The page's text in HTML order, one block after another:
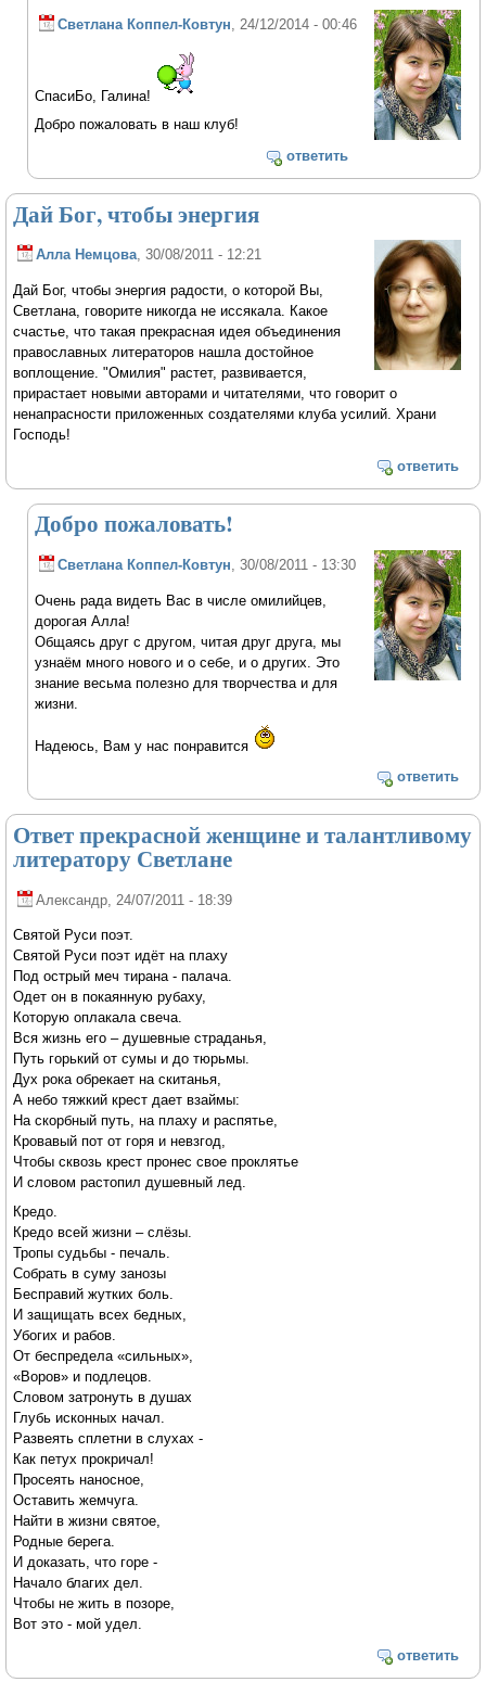
Светлана Коппел-Ковтун , 24/12/2014 - 00:46
СпасиБо, Галина!
Добро пожаловать в наш клуб!
ответить
Дай Бог, чтобы энергия
Алла Немцова, 30/08/2011 - 12:21
Дай Бог, чтобы энергия радости, о которой Вы,
Светлана, говорите никогда не иссякала. Какое
счастье, что такая прекрасная идея объединения
православных литераторов нашла достойное
воплощение. "Омилия" растет, развивается,
прирастает новыми авторами и читателями, что говорит о
ненапрасности приложенных создателями клуба усилий. Храни
Господь!
ответить
Добро пожаловать!
Светлана Коппел-Ковтун, 30/08/2011 - 13:30
Очень рада видеть Вас в числе омилийцев,
дорогая Алла!
Общаясь друг с другом, читая друг друга, мы
узнаём много нового и о себе, и о других. Это
знание весьма полезно для творчества и для
жизни.
Надеюсь, Вам у нас понравится
ответить
Ответ прекрасной женщине и талантливому
литератору Светлане
Александр , 24/07/2011 - 18:39
Святой Руси поэт.
Святой Руси поэт идёт на плаху
Под острый меч тирана - палача.
Одет он в покаянную рубаху,
Которую оплакала свеча.
Вся жизнь его – душевные страданья,
Путь горький от сумы и до тюрьмы.
Дух рока обрекает на скитанья,
А небо тяжкий крест дает взаймы:
На скорбный путь, на плаху и распятье,
Кровавый пот от горя и невзгод,
Чтобы сквозь крест пронес свое проклятье
И словом растопил душевный лед.
Кредо.
Кредо всей жизни – слёзы.
Тропы судьбы - печаль.
Собрать в суму занозы
Бесправий жутких боль.
И защищать всех бедных,
Убогих и рабов.
От беспредела «сильных»,
«Воров» и подлецов.
Словом затронуть в душах
Глубь исконных начал.
Развеять сплетни в слухах -
Как петух прокричал!
Просеять наносное,
Оставить жемчуга.
Найти в жизни святое,
Родные берега.
И доказать, что горе -
Начало благих дел.
Чтобы не жить в позоре,
Вот это - мой удел.
ответить